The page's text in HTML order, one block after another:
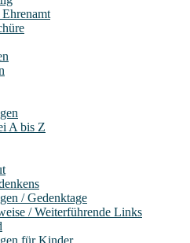
A bis Z
/ Gedenktage
/ Weiterführende Links
für Kinder